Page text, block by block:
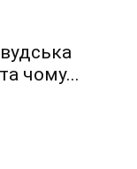
чому...